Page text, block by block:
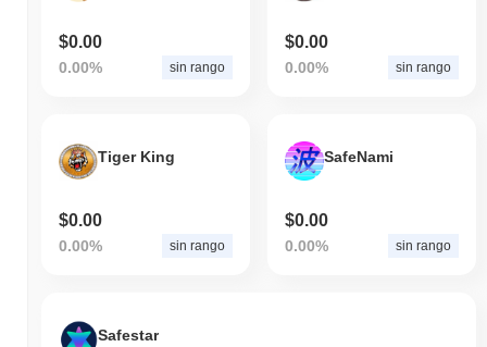
$0.00
0.00% sin rango
$0.00
0.00% sin rango
Tiger King
$0.00
0.00% sin rango
SafeNami
$0.00
0.00% sin rango
Safestar